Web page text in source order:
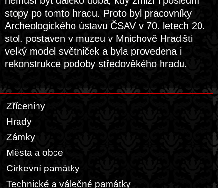
stopy po tomto hradu. Proto byl pracovníky
Archeologického ústavu ČSAV v 70. letech 20.
stol. postaven v muzeu v Mnichově Hradišti
velký model světniček a byla provedena i
rekonstrukce podoby středověkého hradu.
Zříceniny
Hrady
Zámky
Města a obce
Církevní památky
Technické a válečné památky